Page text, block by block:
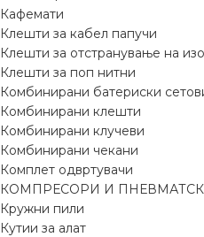
Кафемати
Клешти за кабел папучи
Клешти за отстранување на
Клешти за поп нитни
Комбинирани батериски
Комбинирани клешти
Комбинирани клучеви
Комбинирани чекани
Комплет одвртувачи
КОМПРЕСОРИ И
Кружни пили
Кутии за алат